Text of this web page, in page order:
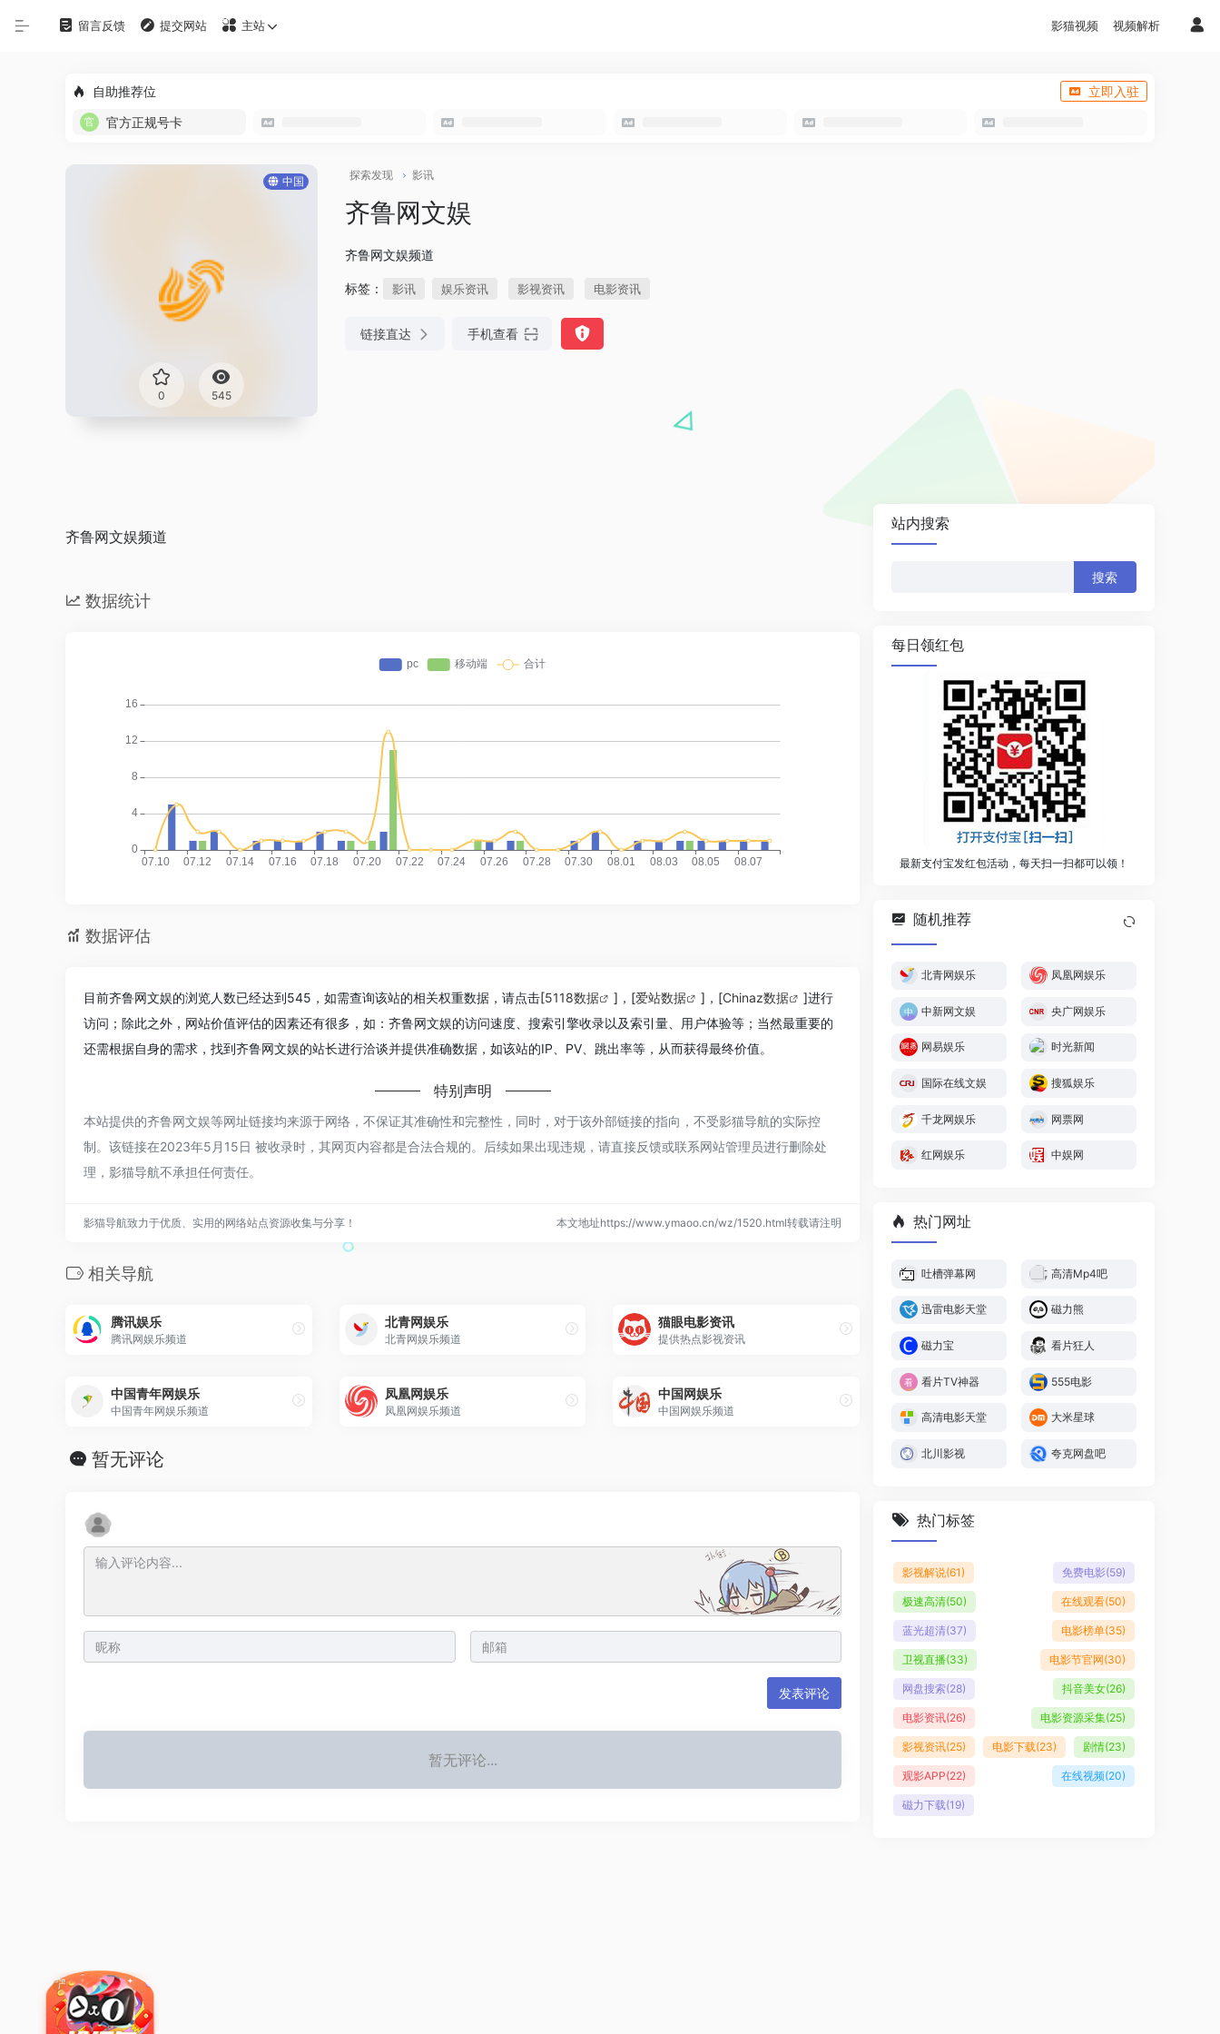
在线影视
留言反馈 提交网站 主站 影猫视频 视频解析
自助推荐位
立即入驻
官方正规号卡
中国
0 545
探索发现 影讯
齐鲁网文娱
齐鲁网文娱频道
标签： 影讯 娱乐资讯 影视资讯 电影资讯
链接直达 手机查看
齐鲁网文娱频道
数据统计
数据评估
目前齐鲁网文娱的浏览人数已经达到545，如需查询该站的相关权重数据，请点击[5118数据 ]，[爱站数据 ]，[Chinaz数据
]进行
访问；除此之外，网站价值评估的因素还有很多，如：齐鲁网文娱的访问速度、搜索引擎收录以及索引量、用户体验等；当然最重要的
还需根据自身的需求，找到齐鲁网文娱的站长进行洽谈并提供准确数据，如该站的IP、PV、跳出率等，从而获得最终价值。
特别声明
本站提供的齐鲁网文娱等网址链接均来源于网络，不保证其准确性和完整性，同时，对于该外部链接的指向，不受影猫导航的实际控
制。该链接在2023年5月15日 被收录时，其网页内容都是合法合规的。后续如果出现违规，请直接反馈或联系网站管理员进行删除处
理，影猫导航不承担任何责任。
影猫导航致力于优质、实用的网络站点资源收集与分享！ 本文地址https://www.ymaoo.cn/wz/1520.html转载请注明
相关导航
腾讯娱乐
腾讯网娱乐频道
北青网娱乐
北青网娱乐频道
猫眼电影资讯
提供热点影视资讯
中国青年网娱乐
中国青年网娱乐频道
凤凰网娱乐
凤凰网娱乐频道
中国网娱乐
中国网娱乐频道
暂无评论
发表评论
暂无评论...
站内搜索
每日领红包
最新支付宝发红包活动，每天扫一扫都可以领！
随机推荐
北青网娱乐 凤凰网娱乐
中新网文娱 央广网娱乐
网易娱乐 时光新闻
国际在线文娱 搜狐娱乐
千龙网娱乐 网票网
红网娱乐 中娱网
热门网址
吐槽弹幕网 高清Mp4吧
迅雷电影天堂 磁力熊
磁力宝 看片狂人
看片TV神器 555电影
高清电影天堂 大米星球
北川影视 夸克网盘吧
热门标签
影视解说(61) 免费电影(59)
极速高清(50) 在线观看(50)
蓝光超清(37) 电影榜单(35)
卫视直播(33) 电影节官网(30)
网盘搜索(28) 抖音美女(26)
电影资讯(26) 电影资源采集(25)
影视资讯(25) 电影下载(23) 剧情(23)
观影APP(22) 在线视频(20)
磁力下载(19)